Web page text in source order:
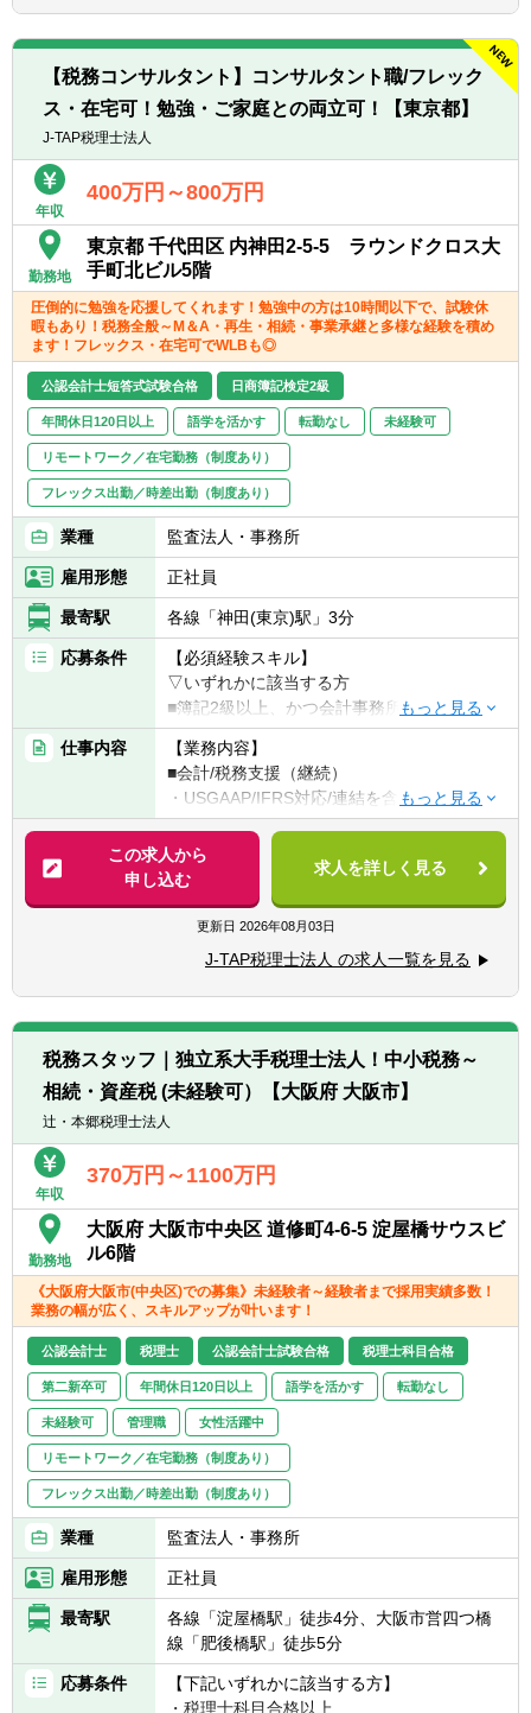
※税務関連の業務100％となります。
【同社で働くポイント】
・大手・上場企業の税務を経験することがで
きます。
て携わることができます。
【税務コンサルタント】コンサルタント職/フレック
ス・在宅可！勉強・ご家庭との両立可！【東京都】
J-TAP税理士法人
年収
400万円～800万円
勤務地
東京都 千代田区 内神田2-5-5 ラウンドクロス大
手町北ビル5階
圧倒的に勉強を応援してくれます！勉強中の方は10時間以下で、試験休
暇もあり！税務全般～M＆A・再生・相続・事業承継と多様な経験を積め
ます！フレックス・在宅可でWLBも◎
公認会計士短答式試験合格 日商簿記検定2級
年間休日120日以上 語学を活かす 転勤なし 未経験可
リモートワーク／在宅勤務（制度あり）
フレックス出勤／時差出勤（制度あり）
業種 監査法人・事務所
雇用形態 正社員
最寄駅 各線「神田(東京)駅」3分
応募条件
【必須経験スキル】
▽いずれかに該当する方
■簿記2級以上、かつ会計事務所or経理実務経
験2年以上（法人税申告書作成経験必須）
■税理士試験の簿財2科目合格者以上（+法人
or消費or相続1科目合格者歓迎）or 公認会計
士or 公認会計士試験短答合格者（実務経験な
しでも歓迎）
【求める人材】
■ 謙虚さと素直さがある方（コミュニケーシ
ョンと協力）
■コミュニケーション能力が高く人と信頼関
■悪いことも含めあらゆる事象を自己成長機
会だと捉えることができる（主体性）
■成長意欲が高い（プロフェッショナリズ
ム）
仕事内容
【業務内容】
■会計/税務支援（継続）
・USGAAP/IFRS対応/連結を含む決算業務
・各種任意/法定監査
・税務顧問（税務相談）
・法人税/消費税/償却資産税の申告代行
・入出金、記帳、給与計算等事務代行
・資産税（相続対策）コンサルティング
■税務支援（スポット）
・個人/相続の申告代行
・税務面の調査（税務DD）
・組織再編ストラクチャーの検討/実行支援
※経験スキルによってお任せする業務は異な
ります。
＜在宅勤務について＞
業務に慣れていただくまでは基本的に出社い
～2日のリモートワークが可能です。
この求人から
申し込む
求人を詳しく見る
更新日 2026年08月03日
J-TAP税理士法人 の求人一覧を見る
税務スタッフ｜独立系大手税理士法人！中小税務～
相続・資産税 (未経験可）【大阪府 大阪市】
辻・本郷税理士法人
年収
370万円～1100万円
勤務地
大阪府 大阪市中央区 道修町4-6-5 淀屋橋サウスビ
ル6階
《大阪府大阪市(中央区)での募集》未経験者～経験者まで採用実績多数！
業務の幅が広く、スキルアップが叶います！
公認会計士 税理士 公認会計士試験合格 税理士科目合格
第二新卒可 年間休日120日以上 語学を活かす 転勤なし
未経験可 管理職 女性活躍中
リモートワーク／在宅勤務（制度あり）
フレックス出勤／時差出勤（制度あり）
業種 監査法人・事務所
雇用形態 正社員
最寄駅
各線「淀屋橋駅」徒歩4分、大阪市営四つ橋
線「肥後橋駅」徒歩5分
応募条件
【下記いずれかに該当する方】
・税理士科目合格以上